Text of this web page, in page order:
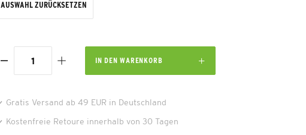
AUSWAHL ZURÜCKSETZEN
IN DEN WARENKORB
Gratis Versand ab 49 EUR in Deutschland
Kostenfreie Retoure innerhalb von 30 Tagen